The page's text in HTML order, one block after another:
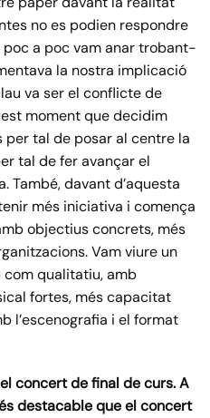
no es podien respondre
a poc vam anar trobant-
la nostra implicació
va ser el conflicte de
moment que decidim
tal de posar al centre la
tal de fer avançar el
També, davant d’aquesta
més iniciativa i comença
objectius concrets, més
Vam viure un
qualitatiu, amb
fortes, més capacitat
l’escenografia i el format
concert de final de curs. A
destacable que el concert